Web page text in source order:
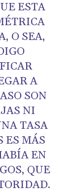
ESTA
O SEA,
A
SON
NI
TASA
ES MÁS
EN
QUE